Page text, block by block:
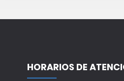
HORARIOS DE